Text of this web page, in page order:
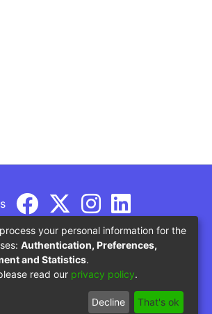
Ministerio de Educación
your personal information for the
Authentication, Preferences,
and Statistics.
read our privacy policy.
Decline That's ok